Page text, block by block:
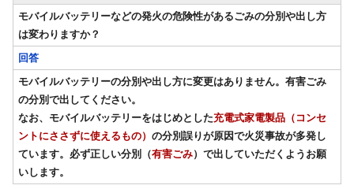
モバイルバッテリーなどの発火の危険性があるごみの分別や出し方
は変わりますか？
回答
モバイルバッテリーの分別や出し方に変更はありません。有害ごみ
の分別で出してください。
なお、モバイルバッテリーをはじめとした充電式家電製品（コンセ
ントにささずに使えるもの） の分別誤りが原因で火災事故が多発し
ています。必ず正しい分別（有害ごみ）で出していただくようお願
いします。